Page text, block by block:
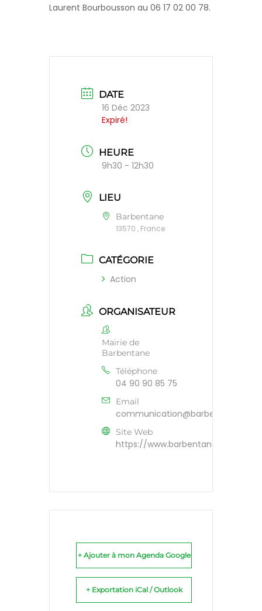
Laurent Bourbousson au 06 17 02 00 78.
DATE
16 Déc 2023
Expiré!
HEURE
9h30 - 12h30
LIEU
Barbentane
13570 , France
CATÉGORIE
Action
ORGANISATEUR
Mairie de
Barbentane
Téléphone
04 90 90 85 75
Email
communication@barbentane.fr
Site Web
https://www.barbentane.fr/
+ Ajouter à mon Agenda Google
+ Exportation iCal / Outlook